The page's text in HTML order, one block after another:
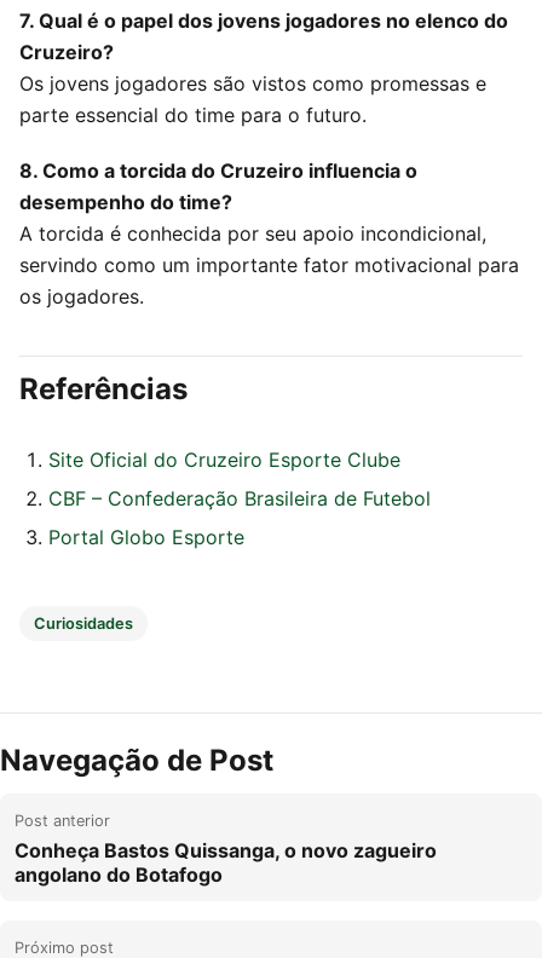
7. Qual é o papel dos jovens jogadores no elenco do
Cruzeiro?
Os jovens jogadores são vistos como promessas e
parte essencial do time para o futuro.
8. Como a torcida do Cruzeiro influencia o
desempenho do time?
A torcida é conhecida por seu apoio incondicional,
servindo como um importante fator motivacional para
os jogadores.
Referências
Site Oficial do Cruzeiro Esporte Clube
CBF – Confederação Brasileira de Futebol
Portal Globo Esporte
Curiosidades
Navegação de Post
Post anterior
Conheça Bastos Quissanga, o novo zagueiro
angolano do Botafogo
Próximo post